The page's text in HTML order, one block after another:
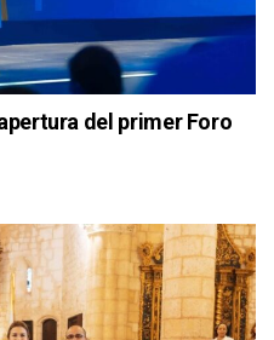
del primer Foro